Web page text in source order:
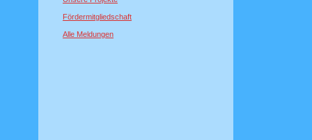
Fördermitgliedschaft
Alle Meldungen